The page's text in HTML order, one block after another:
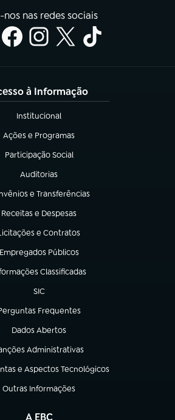
nos nas redes sociais
à Informação
Institucional
(abre em nova aba)
Ações e Programas
(abre em nova aba)
Participação Social
(abre em nova aba)
Auditorias
(abre em nova aba)
e Transferências
em nova aba)
Receitas e Despesas
(abre em nova aba)
e Contratos
em nova aba)
Empregados Públicos
(abre em nova aba)
Classificadas
em nova aba)
SIC
(abre em nova aba)
Frequentes
em nova aba)
Dados Abertos
(abre em nova aba)
Administrativas
em nova aba)
e Aspectos Tecnológicos
nova aba)
Outras Informações
(abre em nova aba)